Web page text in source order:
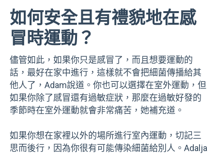
如何安全且有禮貌地在感
冒時運動？
儘管如此，如果你只是感冒了，而且想要運動的
話，最好在家中進行，這樣就不會把細菌傳播給其
他人了，Adam說道。你也可以選擇在室外運動，但
如果你除了感冒還有過敏症狀，那麼在過敏好發的
季節時在室外運動就會非常痛苦，她補充道。
如果你想在家裡以外的場所進行室內運動，切記三
思而後行，因為你很有可能傳染細菌給別人。Adalja